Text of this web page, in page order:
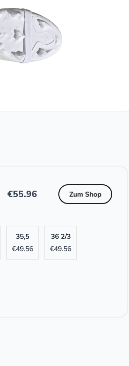
€55.96 Zum Shop
35,5
€49.56
36 2/3
€49.56